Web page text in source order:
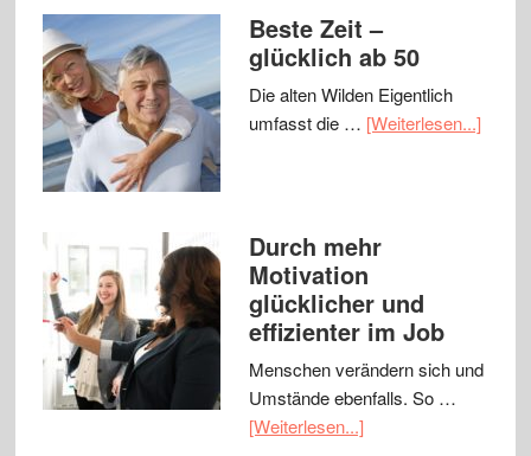
Beste Zeit –
glücklich ab 50
Die alten Wilden Eigentlich
umfasst die … [Weiterlesen...]
Durch mehr
Motivation
glücklicher und
effizienter im Job
Menschen verändern sich und
Umstände ebenfalls. So …
[Weiterlesen...]